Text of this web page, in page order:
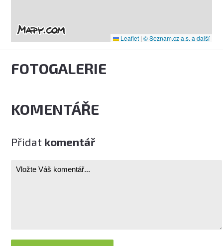
Leaflet | © Seznam.cz a.s. a další
FOTOGALERIE
KOMENTÁŘE
Přidat komentář